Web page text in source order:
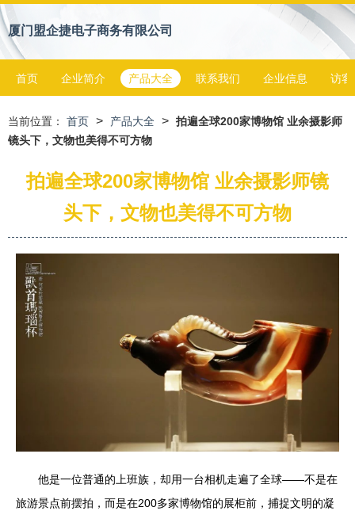
厦门盟企捷电子商务有限公司
首页 企业简介 产品大全 联系我们 企业信息 访客
当前位置： 首页 > 产品大全 > 拍遍全球200家博物馆 业余摄影师
镜头下，文物也美得不可方物
拍遍全球200家博物馆 业余摄影师镜
头下，文物也美得不可方物
他是一位普通的上班族，却用一台相机走遍了全球——不是在
旅游景点前摆拍，而是在200多家博物馆的展柜前，捕捉文明的凝